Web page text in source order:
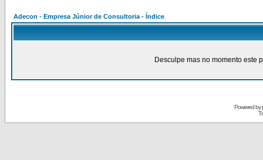
Adecon - Empresa Júnior de Consultoria - Índice
Desculpe mas no momento este
Powered by